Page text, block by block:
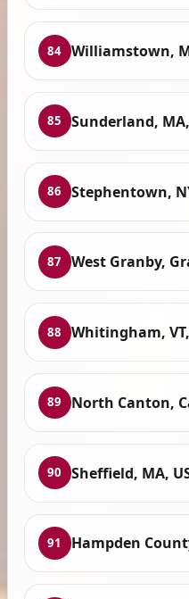
84 Williamstown,
85 Sunderland,
86 Stephentown,
87 West Granby,
88 Whitingham,
89 North Canton,
90 Sheffield, MA,
91 Hampden